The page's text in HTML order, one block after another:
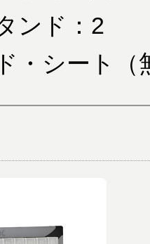
ンド：2
・シート（